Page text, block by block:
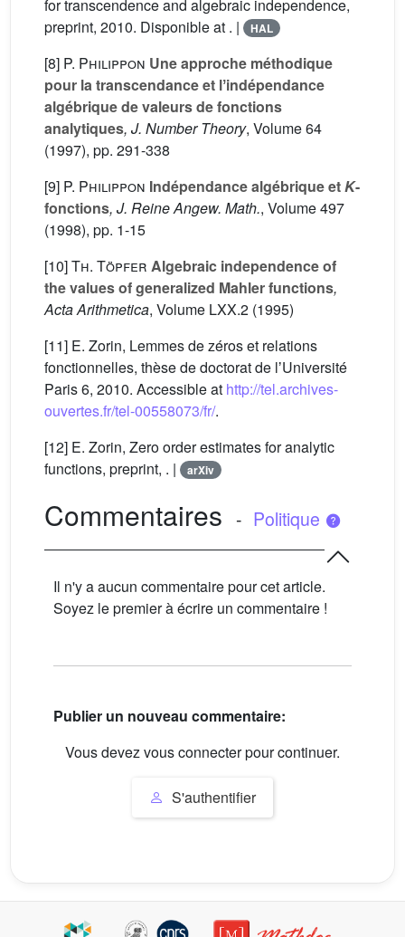
for transcendence and algebraic independence,
preprint, 2010. Disponible at . |
HAL
[8] P. Philippon Une approche méthodique
pour la transcendance et lʼindépendance
algébrique de valeurs de fonctions
analytiques, J. Number Theory, Volume 64
(1997), pp. 291-338
[9] P. Philippon Indépendance algébrique etK-
fonctions, J. Reine Angew. Math., Volume 497
(1998), pp. 1-15
[10]Th. Töpfer Algebraic independence of
the values of generalized Mahler functions,
Acta Arithmetica, Volume LXX.2 (1995)
[11] E. Zorin, Lemmes de zéros et relations
fonctionnelles, thèse de doctorat de lʼUniversité
Paris 6, 2010. Accessible at http://tel.archives-
ouvertes.fr/tel-00558073/fr/.
[12] E. Zorin, Zero order estimates for analytic
functions, preprint, . |
arXiv
Commentaires - Politique
Il n'y a aucun commentaire pour cet article.
Soyez le premier à écrire un commentaire !
Publier un nouveau commentaire:
Vous devez vous connecter pour continuer.
S'authentifier